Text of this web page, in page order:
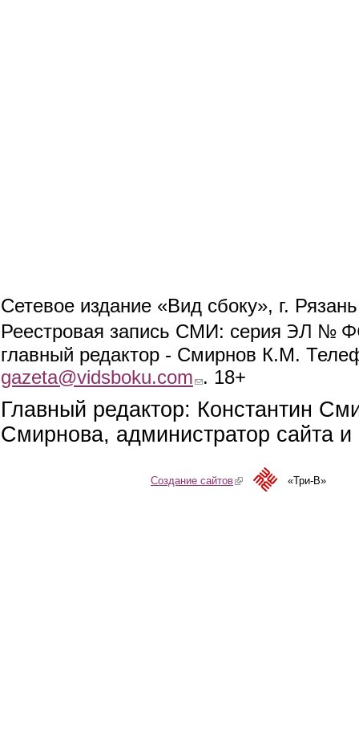
Сетевое издание «Вид сбоку», г.
Реестровая запись СМИ: серия ЭЛ №
главный редактор - Смирнов К.М.
gazeta@vidsboku.com (link sends e-mail)
. 18+
Главный редактор: Константин
Смирнова, администратор сайта
Создание сайтов(link is external)«Три-В»